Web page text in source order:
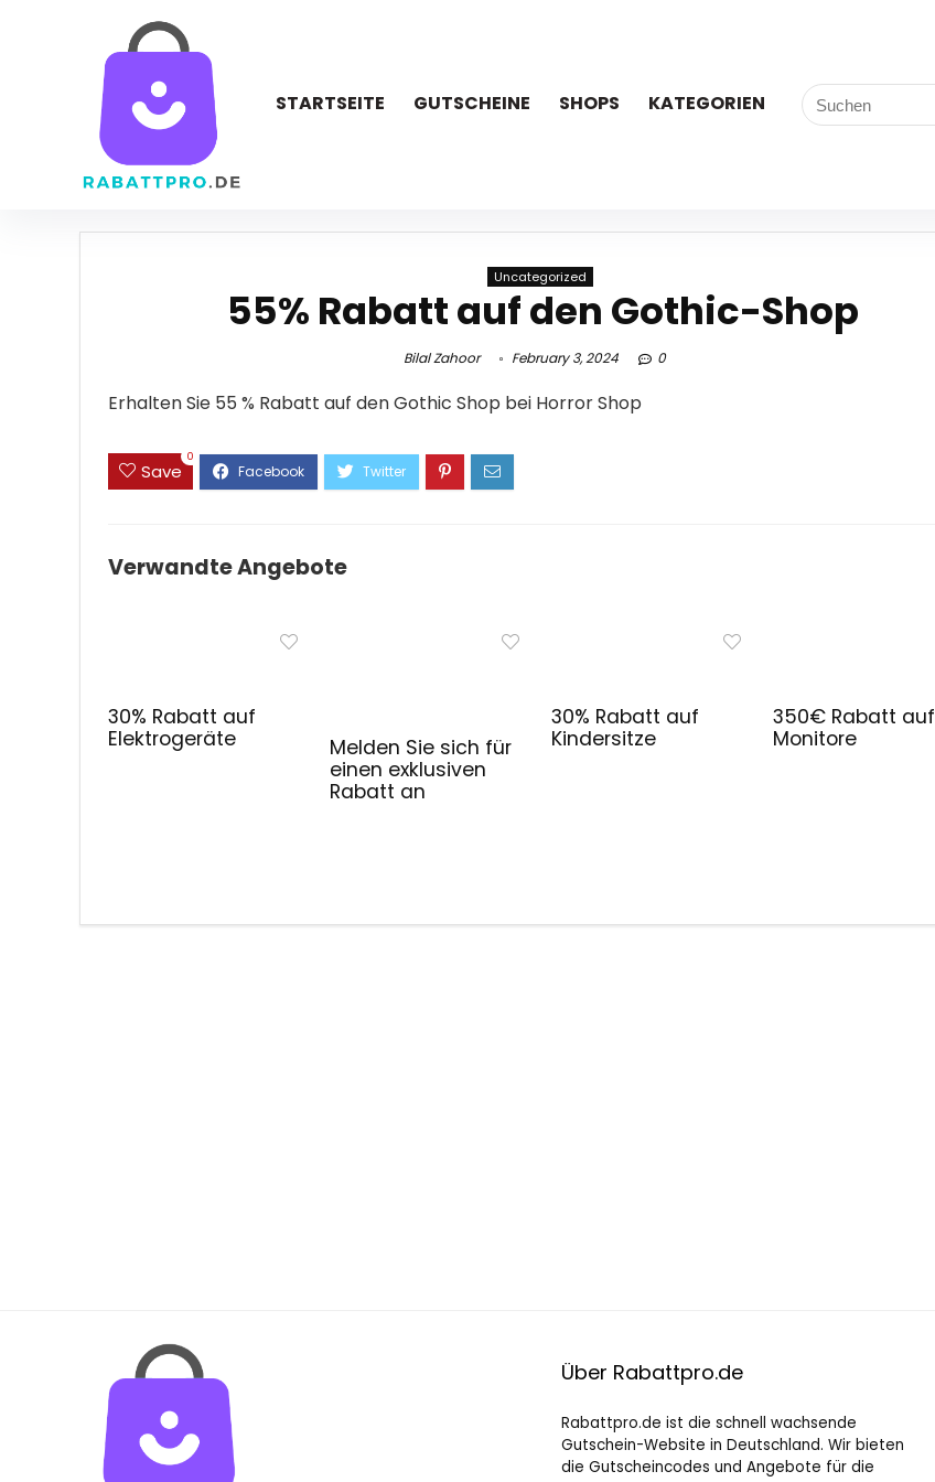
STARTSEITE GUTSCHEINE SHOPS KATEGORIEN
Uncategorized
55% Rabatt auf den Gothic-Shop
Bilal Zahoor February 3, 2024 0
Erhalten Sie 55 % Rabatt auf den Gothic Shop bei Horror Shop
Save
0
Verwandte Angebote
30% Rabatt auf
Elektrogeräte
Melden Sie sich für
einen exklusiven
Rabatt an
30% Rabatt auf
Kindersitze
350€ Rabatt auf
Monitore
Über Rabattpro.de
Rabattpro.de ist die schnell wachsende
Gutschein-Website in Deutschland. Wir bieten
die Gutscheincodes und Angebote für die